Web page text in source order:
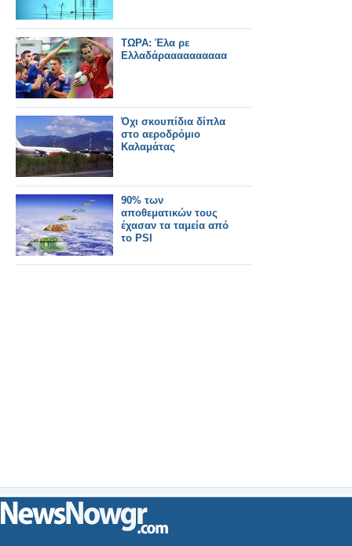
ΤΩΡΑ: Έλα ρε
Ελλαδάραααααααααα
Όχι σκουπίδια δίπλα
στο αεροδρόμιο
Καλαμάτας
90% των
αποθεματικών τους
έχασαν τα ταμεία από
το PSI